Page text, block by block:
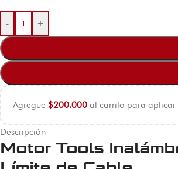
- +
Agregue $200.000 al carrito para aplicar
Descripción
Motor Tools